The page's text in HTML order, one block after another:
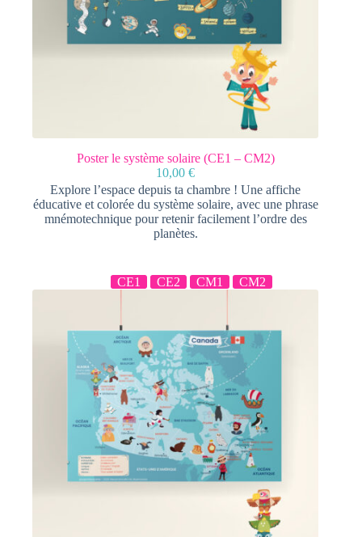
Poster le système solaire (CE1 – CM2)
10,00€
Explore l’espace depuis ta chambre ! Une affiche
éducative et colorée du système solaire, avec une phrase
mnémotechnique pour retenir facilement l’ordre des
planètes.
CE1 CE2 CM1 CM2